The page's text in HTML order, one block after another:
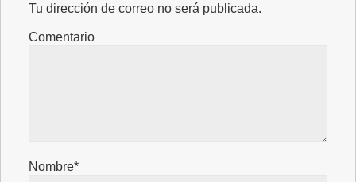
Tu dirección de correo no será publicada.
Comentario
Nombre*